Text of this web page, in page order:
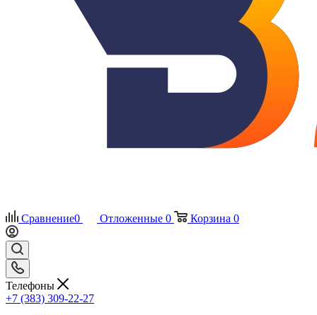
Сравнение0 Отложенные 0 Корзина 0
Телефоны
+7 (383) 309-22-27